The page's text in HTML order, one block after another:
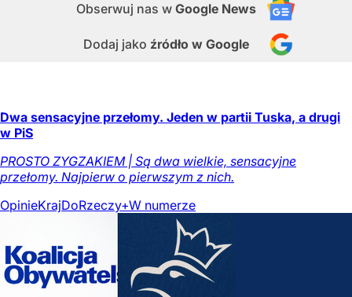
Obserwuj nas w Google News
Dodaj jako źródło w Google
Dwa sensacyjne przełomy. Jeden w partii Tuska, a drugi
w PiS
PROSTO ZYGZAKIEM | Są dwa wielkie, sensacyjne
przełomy. Najpierw o pierwszym z nich.
OpinieKrajDoRzeczy+W numerze